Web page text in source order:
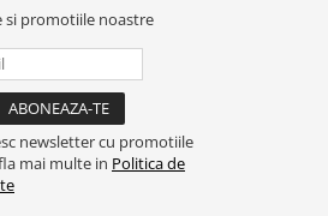
si promotiile noastre
newsletter cu promotiile
mai multe in Politica de